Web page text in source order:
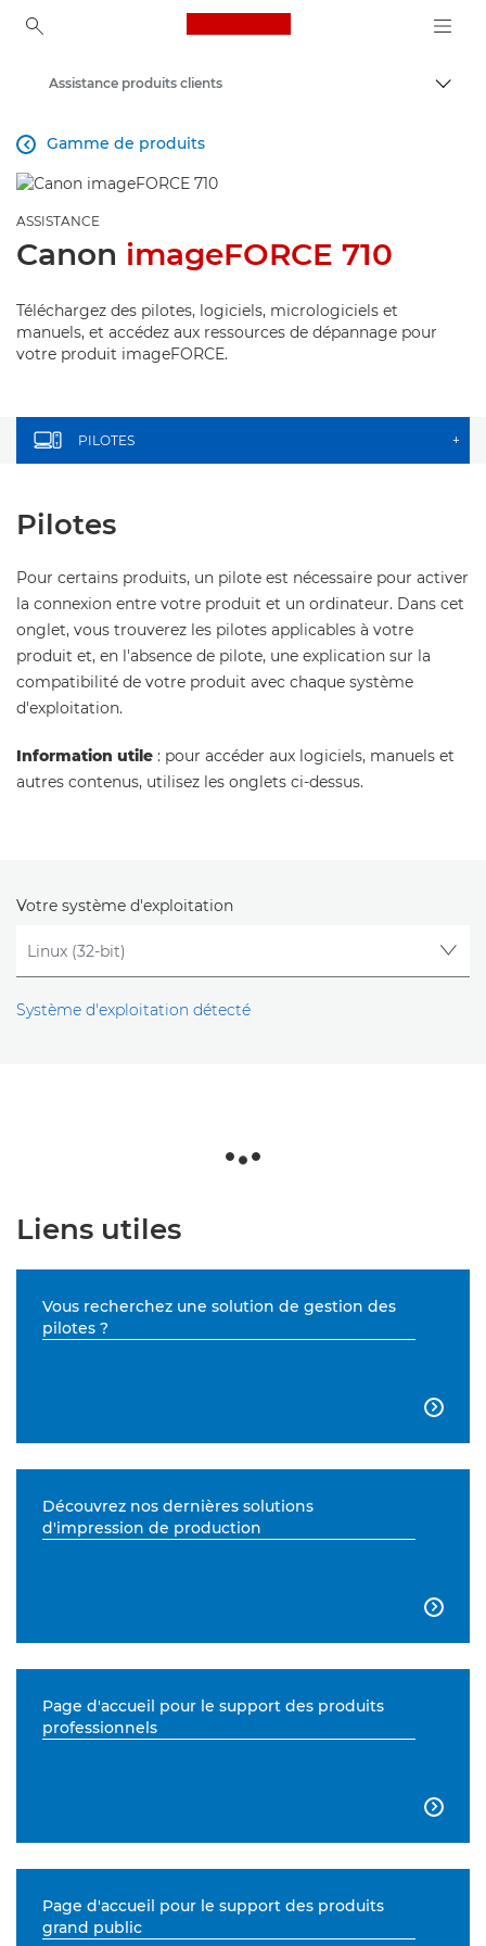
Canon Logo, back to
Assistance produits clients
Gamme de produits

ASSISTANCE
Canon imageFORCE 710
Téléchargez des pilotes, logiciels, micrologiciels et
manuels, et accédez aux ressources de dépannage pour
votre produit imageFORCE.
PILOTES +
Pilotes
Pour certains produits, un pilote est nécessaire pour activer
la connexion entre votre produit et un ordinateur. Dans cet
onglet, vous trouverez les pilotes applicables à votre
produit et, en l'absence de pilote, une explication sur la
compatibilité de votre produit avec chaque système
d'exploitation.
Information utile : pour accéder aux logiciels, manuels et
autres contenus, utilisez les onglets ci-dessus.
Votre système d'exploitation
Système d'exploitation détecté
Liens utiles
Vous recherchez une solution de gestion des
pilotes ?

Découvrez nos dernières solutions
d'impression de production

Page d'accueil pour le support des produits
professionnels

Page d'accueil pour le support des produits
grand public